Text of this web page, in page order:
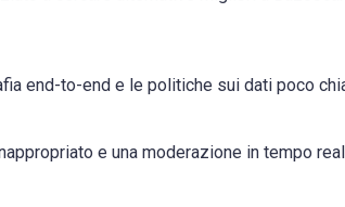
end-to-end e le politiche sui dati poco
e una moderazione in tempo